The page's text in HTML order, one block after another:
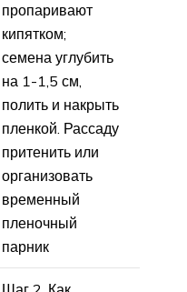
пропаривают
кипятком;
семена углубить
на 1-1,5 см,
полить и накрыть
пленкой. Рассаду
притенить или
организовать
временный
пленочный
парник